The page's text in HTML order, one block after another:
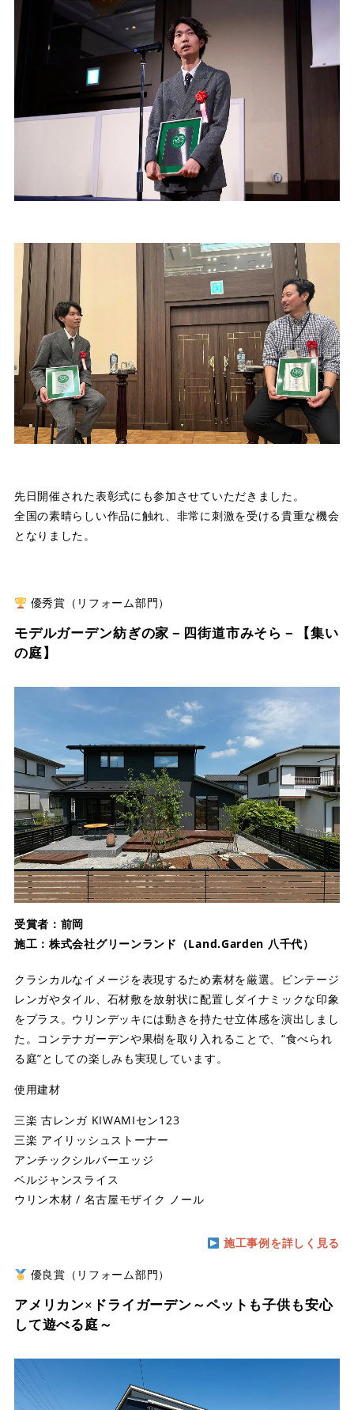
先日開催された表彰式にも参加させていただきました。
全国の素晴らしい作品に触れ、非常に刺激を受ける貴重な機会
となりました。
優秀賞（リフォーム部門）
モデルガーデン紡ぎの家－四街道市みそら－【集い
の庭】
受賞者：前岡
施工：株式会社グリーンランド（Land.Garden 八千代）
クラシカルなイメージを表現するため素材を厳選。ビンテージ
レンガやタイル、石材敷を放射状に配置しダイナミックな印象
をプラス。ウリンデッキには動きを持たせ立体感を演出しまし
た。コンテナガーデンや果樹を取り入れることで、“食べられ
る庭”としての楽しみも実現しています。
使用建材
三楽 古レンガ KIWAMIセン123
三楽 アイリッシュストーナー
アンチックシルバーエッジ
ベルジャンスライス
ウリン木材 / 名古屋モザイク ノール
施工事例を詳しく見る
優良賞（リフォーム部門）
アメリカン×ドライガーデン～ペットも子供も安心
して遊べる庭～